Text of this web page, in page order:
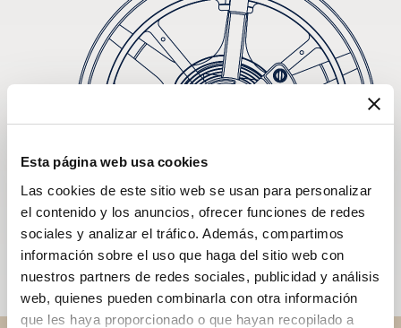
Esta página web usa cookies
Las cookies de este sitio web se usan para personalizar
el contenido y los anuncios, ofrecer funciones de redes
sociales y analizar el tráfico. Además, compartimos
información sobre el uso que haga del sitio web con
nuestros partners de redes sociales, publicidad y análisis
web, quienes pueden combinarla con otra información
que les haya proporcionado o que hayan recopilado a